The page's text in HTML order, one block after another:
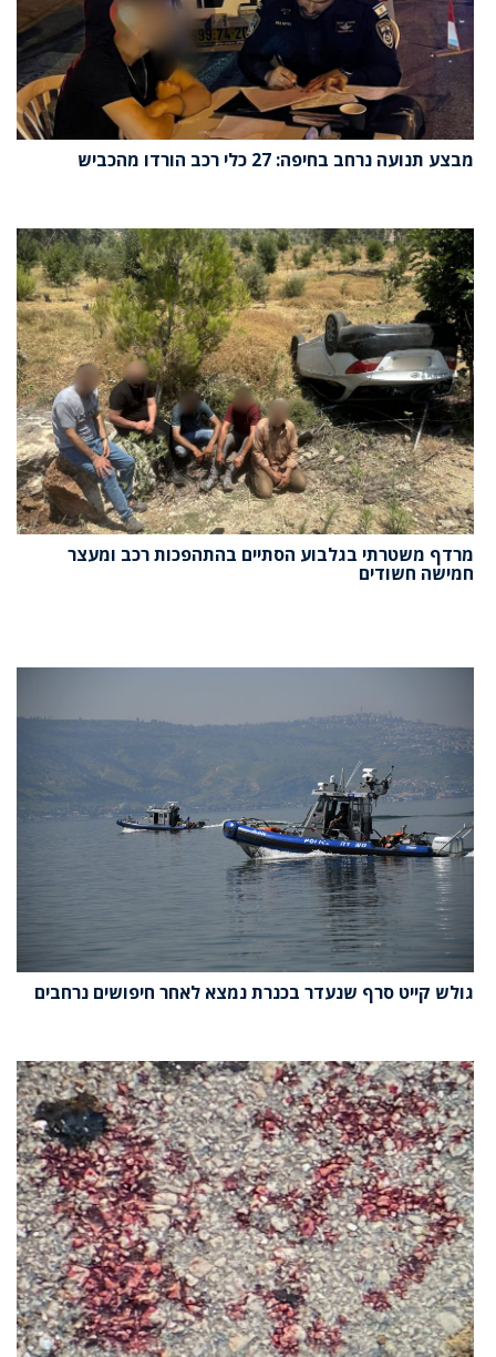
מבצע תנועה נרחב בחיפה: 27 כלי רכב הורדו מהכביש
מרדף משטרתי בגלבוע הסתיים בהתהפכות רכב ומעצר
חמישה חשודים
גולש קייט סרף שנעדר בכנרת נמצא לאחר חיפושים נרחבים